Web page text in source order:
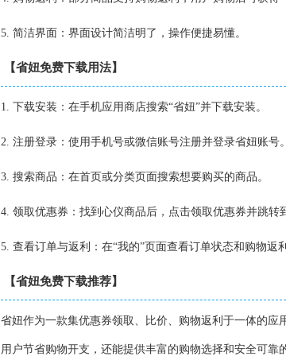
5. 简洁界面：界面设计简洁明了，操作便捷易懂。
【省妞免费下载用法】
1. 下载安装：在手机应用商店搜索“省妞”并下载安装。
2. 注册登录：使用手机号或微信账号注册并登录省妞账号。
3. 搜索商品：在首页或分类页面搜索想要购买的商品。
4. 领取优惠券：找到心仪商品后，点击领取优惠券并跳转
5. 查看订单与返利：在“我的”页面查看订单状态和购物返
【省妞免费下载推荐】
省妞作为一款集优惠券领取、比价、购物返利于一体的
用户节省购物开支，还能提供丰富的购物选择和安全可